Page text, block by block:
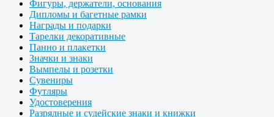
Фигуры, держатели, основания
Дипломы и багетные рамки
Награды и подарки
Тарелки декоративные
Панно и плакетки
Значки и знаки
Вымпелы и розетки
Сувениры
Футляры
Удостоверения
Разрядные и судейские знаки и книжки